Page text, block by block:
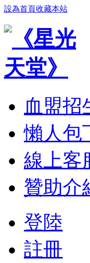
設為首頁收藏本站
血盟招
懶人包
線上客
贊助介
登陸
註冊